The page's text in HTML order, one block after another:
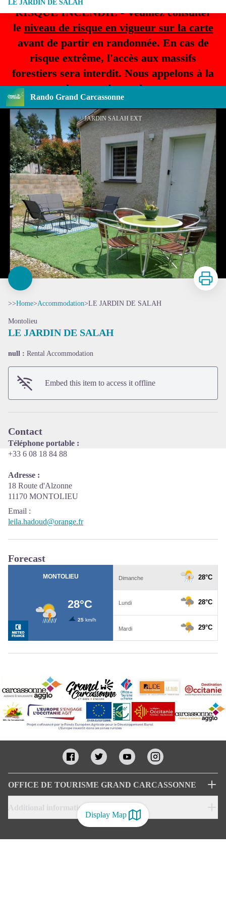
RISQUE INCENDIE - Veuillez consulter
le niveau de risque en vigueur sur la carte
avant de partir en randonnée. En cas de
risque extrême, l'accès aux massifs
forestiers sera interdit. Nous appelons à la
plus grande prudence.
Rando Grand Carcassonne
LE JARDIN DE SALAH
Display Map
JARDIN SALAH EXT
View picture in full screen
Print
>>Home>Accommodation>LE JARDIN DE SALAH
Montolieu
LE JARDIN DE SALAH
null : Rental Accommodation
Embed this item to access it offline
Contact
Téléphone portable :
+33 6 08 18 84 88
Adresse :
18 Route d'Alzonne
11170 MONTOLIEU
Email :
leila.hadoud@orange.fr
Forecast
OFFICE DE TOURISME GRAND CARCASSONNE
Additional informations